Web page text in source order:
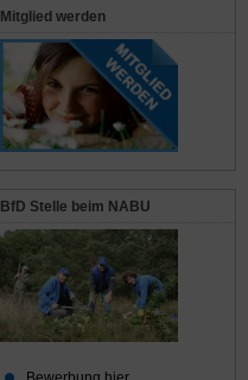
Mitglied werden
BfD Stelle beim NABU